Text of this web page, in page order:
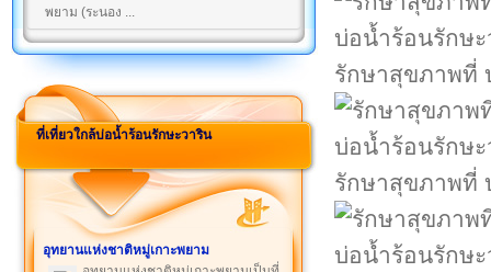
พยาม (ระนอง ...
ที่เที่ยวใกล้บ่อน้ำร้อนรักษะวาริน
อุทยานแห่งชาติหมู่เกาะพยาม
รักษาสุขภาพที่
รักษาสุขภาพที่